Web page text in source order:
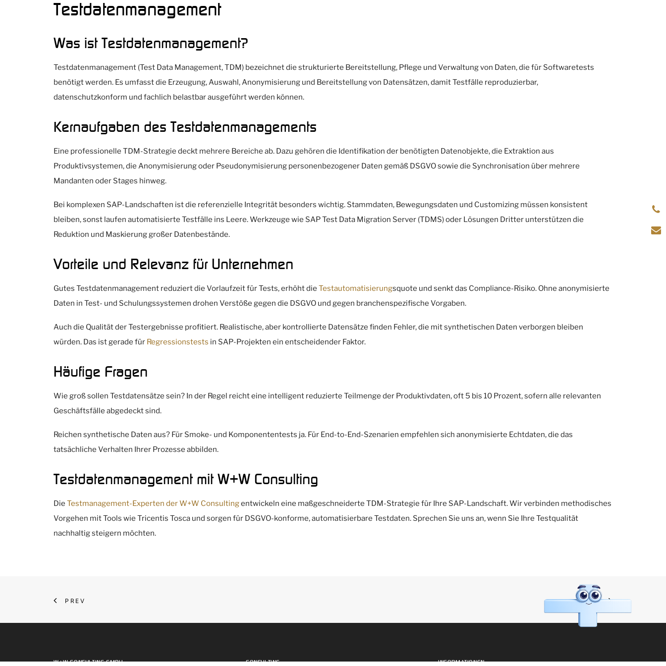
Testdatenmanagement
Was ist Testdatenmanagement?
Testdatenmanagement (Test Data Management, TDM) bezeichnet die strukturierte Bereitstellung, Pflege und Verwaltung von Daten, die für Softwaretests
benötigt werden. Es umfasst die Erzeugung, Auswahl, Anonymisierung und Bereitstellung von Datensätzen, damit Testfälle reproduzierbar,
datenschutzkonform und fachlich belastbar ausgeführt werden können.
Kernaufgaben des Testdatenmanagements
Eine professionelle TDM-Strategie deckt mehrere Bereiche ab. Dazu gehören die Identifikation der benötigten Datenobjekte, die Extraktion aus
Produktivsystemen, die Anonymisierung oder Pseudonymisierung personenbezogener Daten gemäß DSGVO sowie die Synchronisation über mehrere
Mandanten oder Stages hinweg.
Bei komplexen SAP-Landschaften ist die referenzielle Integrität besonders wichtig. Stammdaten, Bewegungsdaten und Customizing müssen konsistent
bleiben, sonst laufen automatisierte Testfälle ins Leere. Werkzeuge wie SAP Test Data Migration Server (TDMS) oder Lösungen Dritter unterstützen die
Reduktion und Maskierung großer Datenbestände.
Vorteile und Relevanz für Unternehmen
Gutes Testdatenmanagement reduziert die Vorlaufzeit für Tests, erhöht die Testautomatisierungsquote und senkt das Compliance-Risiko. Ohne anonymisierte
Daten in Test- und Schulungssystemen drohen Verstöße gegen die DSGVO und gegen branchenspezifische Vorgaben.
Auch die Qualität der Testergebnisse profitiert. Realistische, aber kontrollierte Datensätze finden Fehler, die mit synthetischen Daten verborgen bleiben
würden. Das ist gerade für Regressionstests in SAP-Projekten ein entscheidender Faktor.
Häufige Fragen
Wie groß sollen Testdatensätze sein? In der Regel reicht eine intelligent reduzierte Teilmenge der Produktivdaten, oft 5 bis 10 Prozent, sofern alle relevanten
Geschäftsfälle abgedeckt sind.
Reichen synthetische Daten aus? Für Smoke- und Komponententests ja. Für End-to-End-Szenarien empfehlen sich anonymisierte Echtdaten, die das
tatsächliche Verhalten Ihrer Prozesse abbilden.
Testdatenmanagement mit W+W Consulting
Die Testmanagement-Experten der W+W Consultingentwickeln eine maßgeschneiderte TDM-Strategie für Ihre SAP-Landschaft. Wir verbinden methodisches
Vorgehen mit Tools wie Tricentis Tosca und sorgen für DSGVO-konforme, automatisierbare Testdaten. Sprechen Sie uns an, wenn Sie Ihre Testqualität
nachhaltig steigern möchten.
PREV NEXT
W+W CONSULTING GMBH CONSULTING INFORMATIONEN